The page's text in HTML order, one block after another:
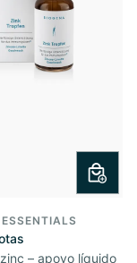
– apoyo líquido